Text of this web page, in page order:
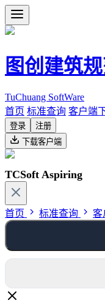
图创建筑
TuChuang SoftWare
首页 标准查询 客户端
登录
注册
下载客户端
TCSoft Aspiring
首页 标准查询 客